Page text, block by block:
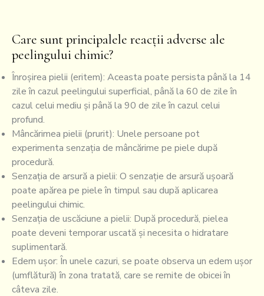
Care sunt principalele reacții adverse ale
peelingului chimic?
Înroșirea pielii (eritem): Aceasta poate persista până la 14
zile în cazul peelingului superficial, până la 60 de zile în
cazul celui mediu și până la 90 de zile în cazul celui
profund.
Mâncărimea pielii (prurit): Unele persoane pot
experimenta senzația de mâncărime pe piele după
procedură.
Senzația de arsură a pielii: O senzație de arsură ușoară
poate apărea pe piele în timpul sau după aplicarea
peelingului chimic.
Senzația de uscăciune a pielii: După procedură, pielea
poate deveni temporar uscată și necesita o hidratare
suplimentară.
Edem ușor: În unele cazuri, se poate observa un edem ușor
(umflătură) în zona tratată, care se remite de obicei în
câteva zile.